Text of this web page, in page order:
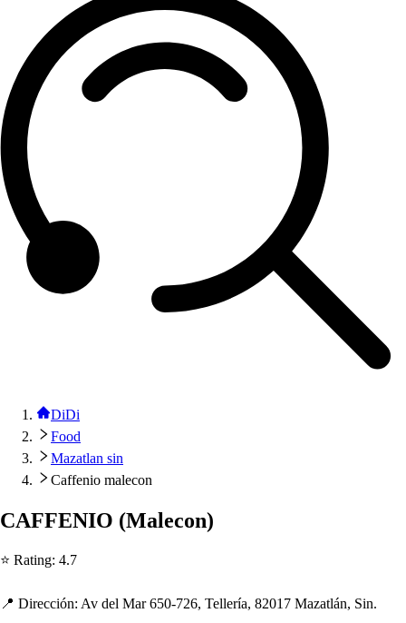
DiDi
Food
Mazatlan sin
Caffenio malecon
CAFFENIO (Malecon)
⭐ Rating: 4.7
📍 Dirección: Av del Mar 650-726, Tellería, 82017 Mazatlán, Sin.